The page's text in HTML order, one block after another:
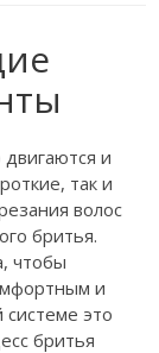
и
так и
волос
бритья.
чтобы
и
это
бритья